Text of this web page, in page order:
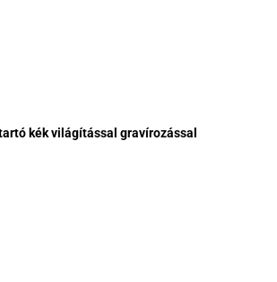
kék világítással gravírozással